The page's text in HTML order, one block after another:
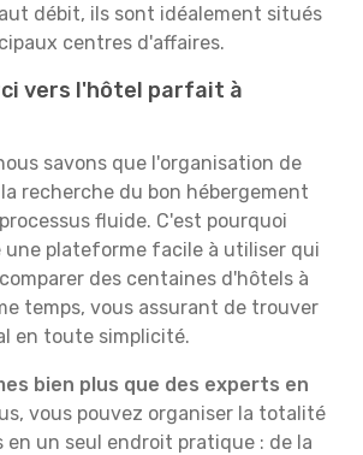
débit, ils sont idéalement situés
centres d'affaires.
vers l'hôtel parfait à
savons que l'organisation de
recherche du bon hébergement
fluide. C'est pourquoi
une plateforme facile à utiliser qui
des centaines d'hôtels à
temps, vous assurant de trouver
en toute simplicité.
bien plus que des experts en
vous pouvez organiser la totalité
en un seul endroit pratique : de la